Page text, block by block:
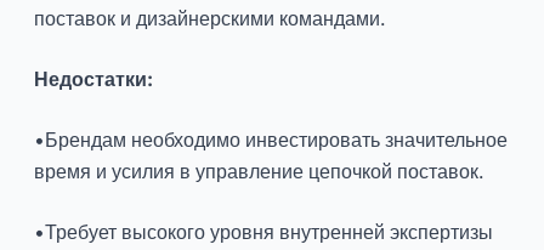
поставок и дизайнерскими командами.
Недостатки:
•Брендам необходимо инвестировать значительное
время и усилия в управление цепочкой поставок.
•Требует высокого уровня внутренней экспертизы